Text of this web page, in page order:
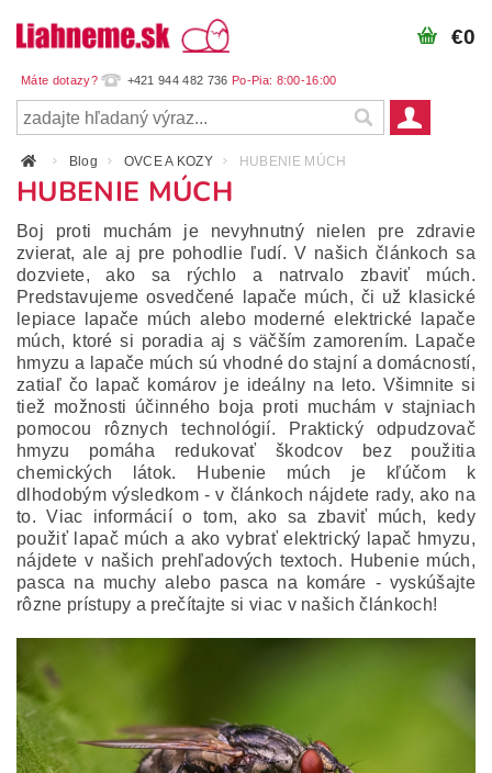
+421 944 482 736
€0
Blog OVCE A KOZY HUBENIE MÚCH
HUBENIE MÚCH
Boj proti muchám je nevyhnutný nielen pre zdravie
zvierat, ale aj pre pohodlie ľudí. V našich článkoch sa
dozviete, ako sa rýchlo a natrvalo zbaviť múch.
Predstavujeme osvedčené lapače múch, či už klasické
lepiace lapače múch alebo moderné elektrické lapače
múch, ktoré si poradia aj s väčším zamorením. Lapače
hmyzu a lapače múch sú vhodné do stajní a domácností,
zatiaľ čo lapač komárov je ideálny na leto. Všimnite si
tiež možnosti účinného boja proti muchám v stajniach
pomocou rôznych technológií. Praktický odpudzovač
hmyzu pomáha redukovať škodcov bez použitia
chemických látok. Hubenie múch je kľúčom k
dlhodobým výsledkom - v článkoch nájdete rady, ako na
to. Viac informácií o tom, ako sa zbaviť múch, kedy
použiť lapač múch a ako vybrať elektrický lapač hmyzu,
nájdete v našich prehľadových textoch. Hubenie múch,
pasca na muchy alebo pasca na komáre - vyskúšajte
rôzne prístupy a prečítajte si viac v našich článkoch!